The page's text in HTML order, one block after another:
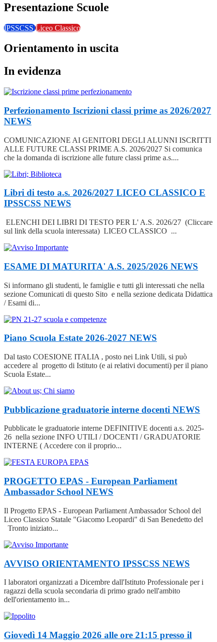
Presentazione Scuole
IPSSCSSLiceo Classico
Orientamento in uscita
In evidenza
Perfezionamento Iscrizioni classi prime as 2026/2027
NEWS
COMUNICAZIONE AI GENITORI DEGLI ALUNNI ISCRITTI
ALLE FUTURE CLASSI PRIME A.S. 2026/2027 Si comunica
che la domanda di iscrizione alle future classi prime a.s....
Libri di testo a.s. 2026/2027 LICEO CLASSICO E
IPSSCSS NEWS
ELENCHI DEI LIBRI DI TESTO PER L' A.S. 2026/27 (Cliccare
sul link della scuola interessata) LICEO CLASSICO ...
ESAME DI MATURITA' A.S. 2025/2026 NEWS
Si informano gli studenti, le famiglie e tutti gli interessati che nella
sezione Comunicati di questo Sito e nella sezione dedicata Didattica
/ Esami di...
Piano Scuola Estate 2026-2027 NEWS
Dal tasto COESIONE ITALIA , posto nei Link Utili, si può
accedere al progetto di Istituto (e ai relativi documenti) per il piano
Scuola Estate...
Pubblicazione graduatorie interne docenti NEWS
Pubblicate le graduatorie interne DEFINITIVE docenti a.s. 2025-
26 nella sezione INFO UTILI / DOCENTI / GRADUATORIE
INTERNE ( Accedere con il proprio...
PROGETTO EPAS - European Parliament
Ambassador School NEWS
Il Progetto EPAS - European Parliament Ambassador School del
Liceo Classico Statale "Giacomo Leopardi" di San Benedetto del
Tronto iniziato...
AVVISO ORIENTAMENTO IPSSCSS NEWS
I laboratori organizzati a Dicembre dall'Istituto Professionale per i
ragazzi della scuola secondaria di primo grado nell'ambito
dell'orientamento in...
Giovedì 14 Maggio 2026 alle ore 21:15 presso il